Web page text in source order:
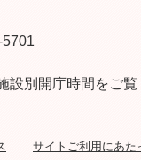
別開庁時間をご覧
サイトご利用にあた